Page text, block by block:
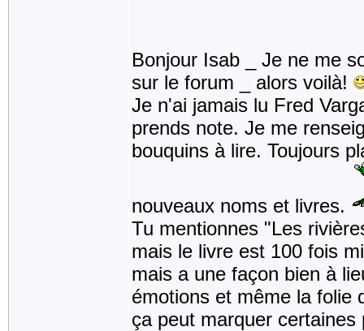
Bonjour Isab _ Je ne me
sur le forum _ alors voilà!
Je n'ai jamais lu Fred
prends note. Je me
bouquins à lire. Toujours
nouveaux noms et livres.
Tu mentionnes "Les
mais le livre est 100 fois
mais a une façon bien à
émotions et même la folie
ça peut marquer